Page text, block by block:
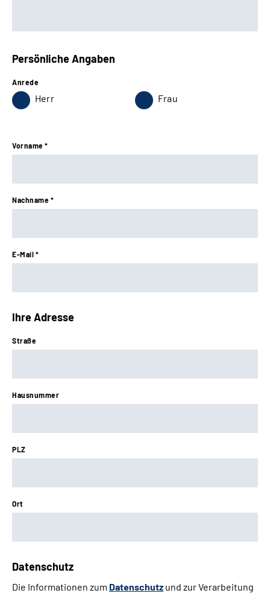
Persönliche Angaben
Anrede
Herr Frau
Vorname *
Nachname *
E-Mail *
Ihre Adresse
Straße
Hausnummer
PLZ
Ort
Datenschutz
Die Informationen zum Datenschutz und zur Verarbeitung